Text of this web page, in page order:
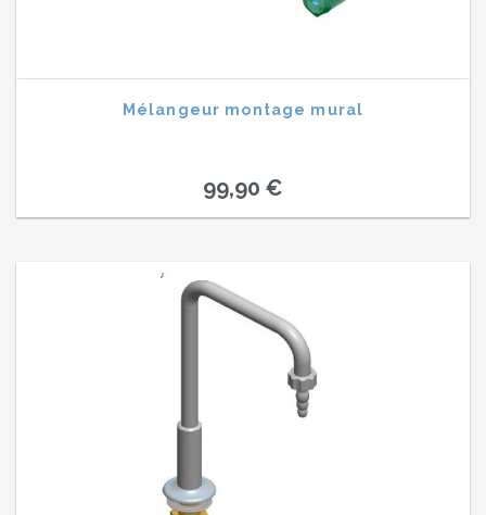
Mélangeur montage mural
99,90 €